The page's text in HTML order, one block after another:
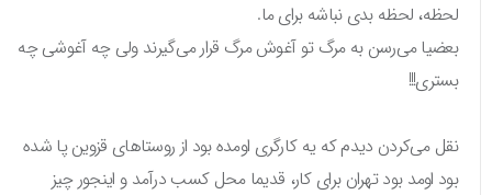
لحظه، لحظه بدی نباشه برای ما.
بعضیا می‌رسن به مرگ تو آغوش مرگ قرار می‌گیرند ولی چه آغوشی چه
بستری!!!
نقل می‌کردن دیدم که یه کارگری اومده بود از روستاهای قزوین پا شده
بود اومد بود تهران برای کار، قدیما محل کسب درآمد و اینجور چیز